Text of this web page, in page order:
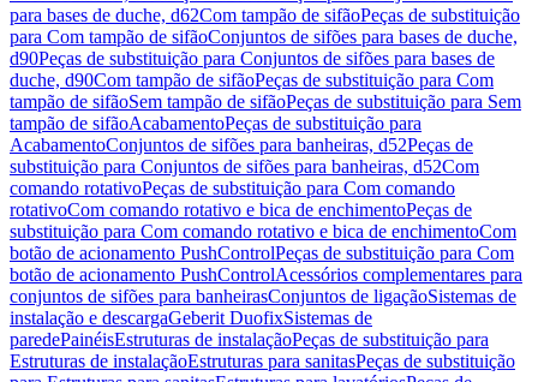
para bases de duche, d62Com tampão de sifãoPeças de substituição
para Com tampão de sifãoConjuntos de sifões para bases de duche,
d90Peças de substituição para Conjuntos de sifões para bases de
duche, d90Com tampão de sifãoPeças de substituição para Com
tampão de sifãoSem tampão de sifãoPeças de substituição para Sem
tampão de sifãoAcabamentoPeças de substituição para
AcabamentoConjuntos de sifões para banheiras, d52Peças de
substituição para Conjuntos de sifões para banheiras, d52Com
comando rotativoPeças de substituição para Com comando
rotativoCom comando rotativo e bica de enchimentoPeças de
substituição para Com comando rotativo e bica de enchimentoCom
botão de acionamento PushControlPeças de substituição para Com
botão de acionamento PushControlAcessórios complementares para
conjuntos de sifões para banheirasConjuntos de ligaçãoSistemas de
instalação e descargaGeberit DuofixSistemas de
paredePainéisEstruturas de instalaçãoPeças de substituição para
Estruturas de instalaçãoEstruturas para sanitasPeças de substituição